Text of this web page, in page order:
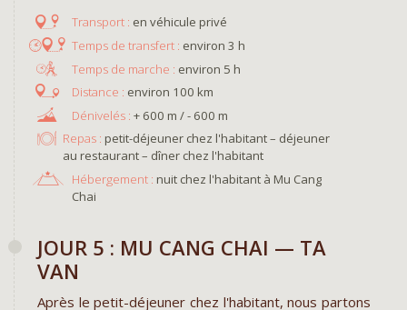
en véhicule privé
environ 3 h
environ 5 h
environ 100 km
+ 600 m / - 600 m
Repas : petit-déjeuner chez l'habitant – déjeuner
au restaurant – dîner chez l'habitant
Hébergement : nuit chez l'habitant à Mu Cang
Chai
JOUR 5 : MU CANG CHAI — TA
VAN
Après le petit-déjeuner chez l'habitant, nous partons